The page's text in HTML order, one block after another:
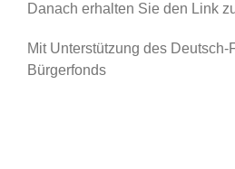
Danach erhalten Sie den Link
Mit Unterstützung des Deutsch-
Bürgerfonds